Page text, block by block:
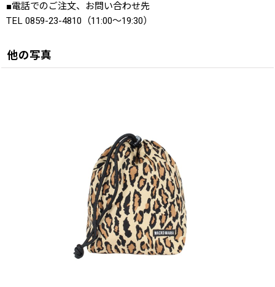
■電話でのご注文、お問い合わせ先
TEL 0859-23-4810（11:00〜19:30）
他の写真